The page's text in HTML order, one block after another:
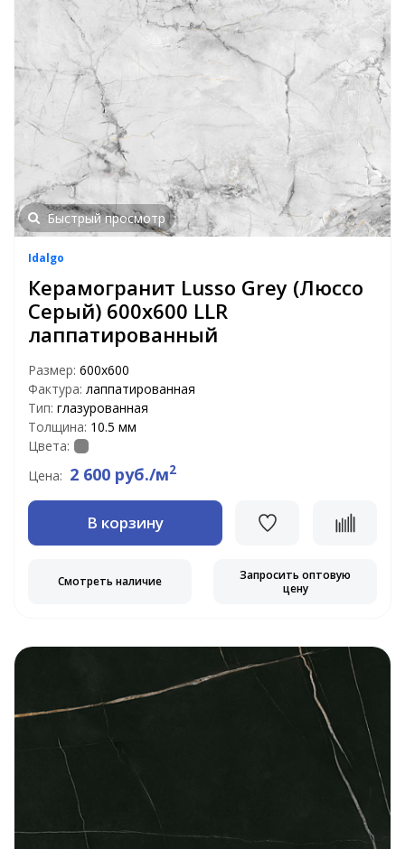
Быстрый просмотр
Idalgo
Керамогранит Lusso Grey (Люссо
Серый) 600х600 LLR
лаппатированный
Размер: 600х600
Фактура: лаппатированная
Тип: глазурованная
Толщина: 10.5 мм
Цвета:
Цена: 2 600 руб./м2
В корзину
Смотреть наличие
Запросить оптовую
цену